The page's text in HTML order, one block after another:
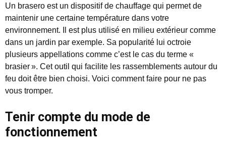
Un brasero est un dispositif de chauffage qui permet de
maintenir une certaine température dans votre
environnement. Il est plus utilisé en milieu extérieur comme
dans un jardin par exemple. Sa popularité lui octroie
plusieurs appellations comme c’est le cas du terme «
brasier ». Cet outil qui facilite les rassemblements autour du
feu doit être bien choisi. Voici comment faire pour ne pas
vous tromper.
Tenir compte du mode de
fonctionnement